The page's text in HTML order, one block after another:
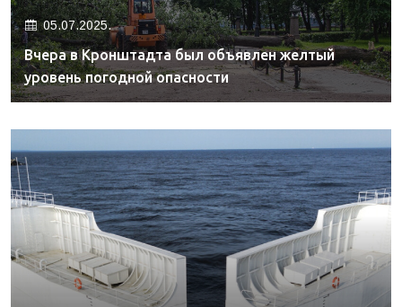
05.07.2025.
Вчера в Кронштадта был объявлен желтый
уровень погодной опасности